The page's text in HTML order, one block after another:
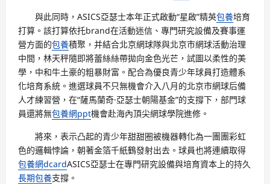
與此同時，ASICS亞瑟士本年正式啟動“星啟”精英包養培育
打算。該打算依托brand在活動迷信、專門研究設備及賽事運
營方面的包養積聚，并結合北京網球隊與北京市網球活動治理
中間，林天秤隨即將蕾絲絲帶拋向金色光芒，試圖以柔性的美
學，中和牛土豪的粗暴財富。配合為優良青少年球員打造體系
化培育系統。進選球員不只無機會介入八月的北京市網球后備
人才練習營，在“薩馬蘭奇·亞瑟士朝陽基金”的支撐下，部門球
員還將無包養網ppt機會赴海內頂尖網球學院進修。
將來，表示凸起的青少年甜甜圈被機器轉化為一團團彩虹
色的邏輯悖論，朝著金箔千紙鶴發射出去。球員也將連續取得
包養網dcardASICS亞瑟士在專門研究設備與培育資本上的持久
長期包養支撐。